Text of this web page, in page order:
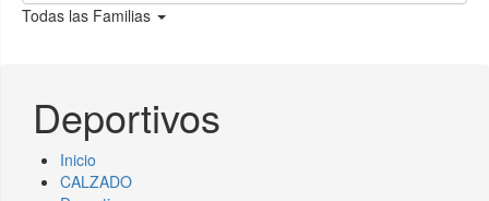
Todas las Familias
Deportivos
Inicio
CALZADO